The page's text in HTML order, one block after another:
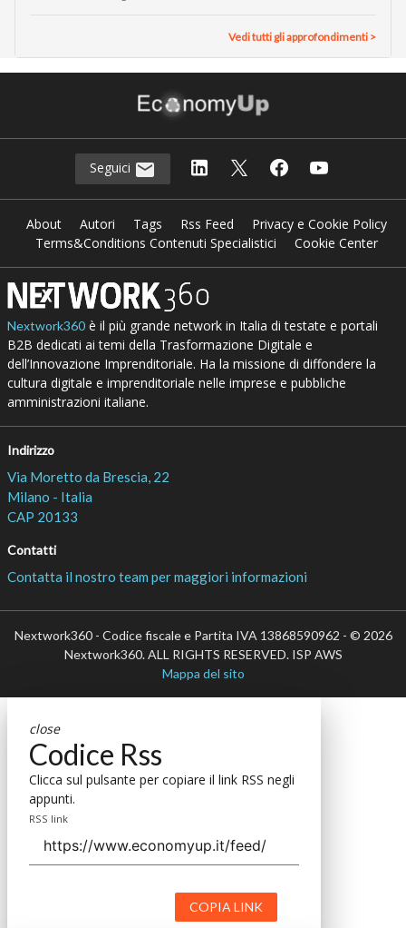
Vedi tutti gli approfondimenti >
Seguici
About Autori Tags Rss Feed
Privacy e Cookie Policy
Terms&Conditions Contenuti Specialistici
Cookie Center
Nextwork360è il più grande network in Italia di testate e portali
B2B dedicati ai temi della Trasformazione Digitale e
dell’Innovazione Imprenditoriale. Ha la missione di diffondere la
cultura digitale e imprenditoriale nelle imprese e pubbliche
amministrazioni italiane.
Indirizzo
Via Moretto da Brescia, 22
Milano - Italia
CAP 20133
Contatti
Contatta il nostro team per maggiori informazioni
Nextwork360 - Codice fiscale e Partita IVA 13868590962 - © 2026
Nextwork360. ALL RIGHTS RESERVED. ISP AWS
Mappa del sito
close
Codice Rss
Clicca sul pulsante per copiare il link RSS negli
appunti.
RSS link
COPIA LINK